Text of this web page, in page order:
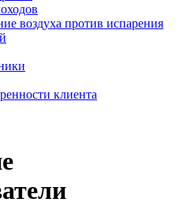
воздуха против испарения
клиента